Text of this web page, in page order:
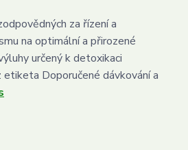
za řízení a
na optimální a přirozené
určený k detoxikaci
Doporučené dávkování a